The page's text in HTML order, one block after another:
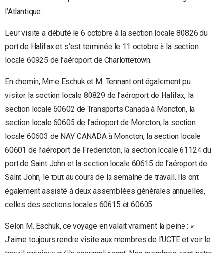
l’Atlantique.
Leur visite a débuté le 6 octobre à la section locale 80826 du
port de Halifax et s’est terminée le 11 octobre à la section
locale 60925 de l’aéroport de Charlottetown.
En chemin, Mme Eschuk et M. Tennant ont également pu
visiter la section locale 80829 de l’aéroport de Halifax, la
section locale 60602 de Transports Canada à Moncton, la
section locale 60605 de l’aéroport de Moncton, la section
locale 60603 de NAV CANADA à Moncton, la section locale
60601 de l’aéroport de Fredericton, la section locale 61124 du
port de Saint John et la section locale 60615 de l’aéroport de
Saint John, le tout au cours de la semaine de travail. Ils ont
également assisté à deux assemblées générales annuelles,
celles des sections locales 60615 et 60605.
Selon M. Eschuk, ce voyage en valait vraiment la peine : «
J’aime toujours rendre visite aux membres de l’UCTE et voir le